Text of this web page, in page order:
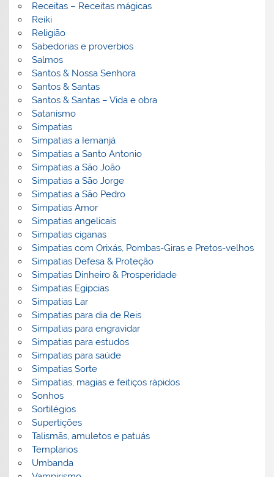
Receitas – Receitas mágicas
Reiki
Religião
Sabedorias e proverbios
Salmos
Santos & Nossa Senhora
Santos & Santas
Santos & Santas – Vida e obra
Satanismo
Simpatias
Simpatias a Iemanjá
Simpatias a Santo Antonio
Simpatias a São João
Simpatias a São Jorge
Simpatias a São Pedro
Simpatias Amor
Simpatias angelicais
Simpatias ciganas
Simpatias com Orixás, Pombas-Giras e Pretos-velhos
Simpatias Defesa & Proteção
Simpatias Dinheiro & Prosperidade
Simpatias Egipcias
Simpatias Lar
Simpatias para dia de Reis
Simpatias para engravidar
Simpatias para estudos
Simpatias para saúde
Simpatias Sorte
Simpatias, magias e feitiços rápidos
Sonhos
Sortilégios
Supertições
Talismãs, amuletos e patuás
Templarios
Umbanda